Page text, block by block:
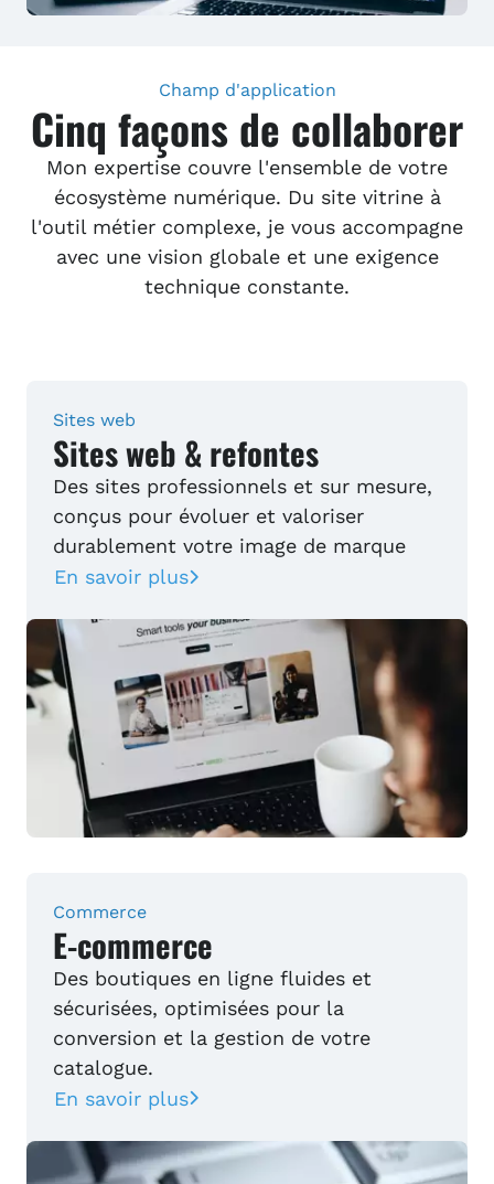
Champ d'application
Cinq façons de collaborer
Mon expertise couvre l'ensemble de votre
écosystème numérique. Du site vitrine à
l'outil métier complexe, je vous accompagne
avec une vision globale et une exigence
technique constante.
Sites web
Sites web & refontes
Des sites professionnels et sur mesure,
conçus pour évoluer et valoriser
durablement votre image de marque
En savoir plus
Commerce
E-commerce
Des boutiques en ligne fluides et
sécurisées, optimisées pour la
conversion et la gestion de votre
catalogue.
En savoir plus